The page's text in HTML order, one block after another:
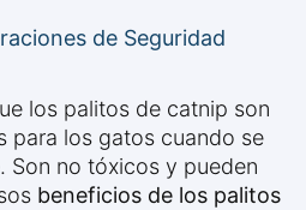
de Seguridad
los palitos de catnip son
para los gatos cuando se
Son no tóxicos y pueden
beneficios de los palitos